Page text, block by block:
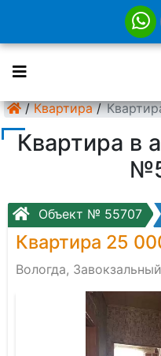
/ Квартира /
Квартира в
Объект № 55707
Квартира 25
Вологда,